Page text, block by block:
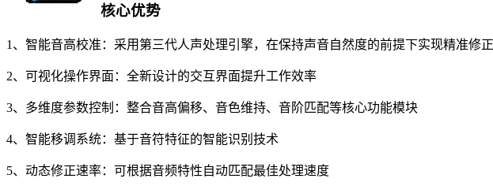
核心优势
1、智能音高校准：采用第三代人声处理引擎，在保持声音自然度的前提下实现精准修正
2、可视化操作界面：全新设计的交互界面提升工作效率
3、多维度参数控制：整合音高偏移、音色维持、音阶匹配等核心功能模块
4、智能移调系统：基于音符特征的智能识别技术
5、动态修正速率：可根据音频特性自动匹配最佳处理速度